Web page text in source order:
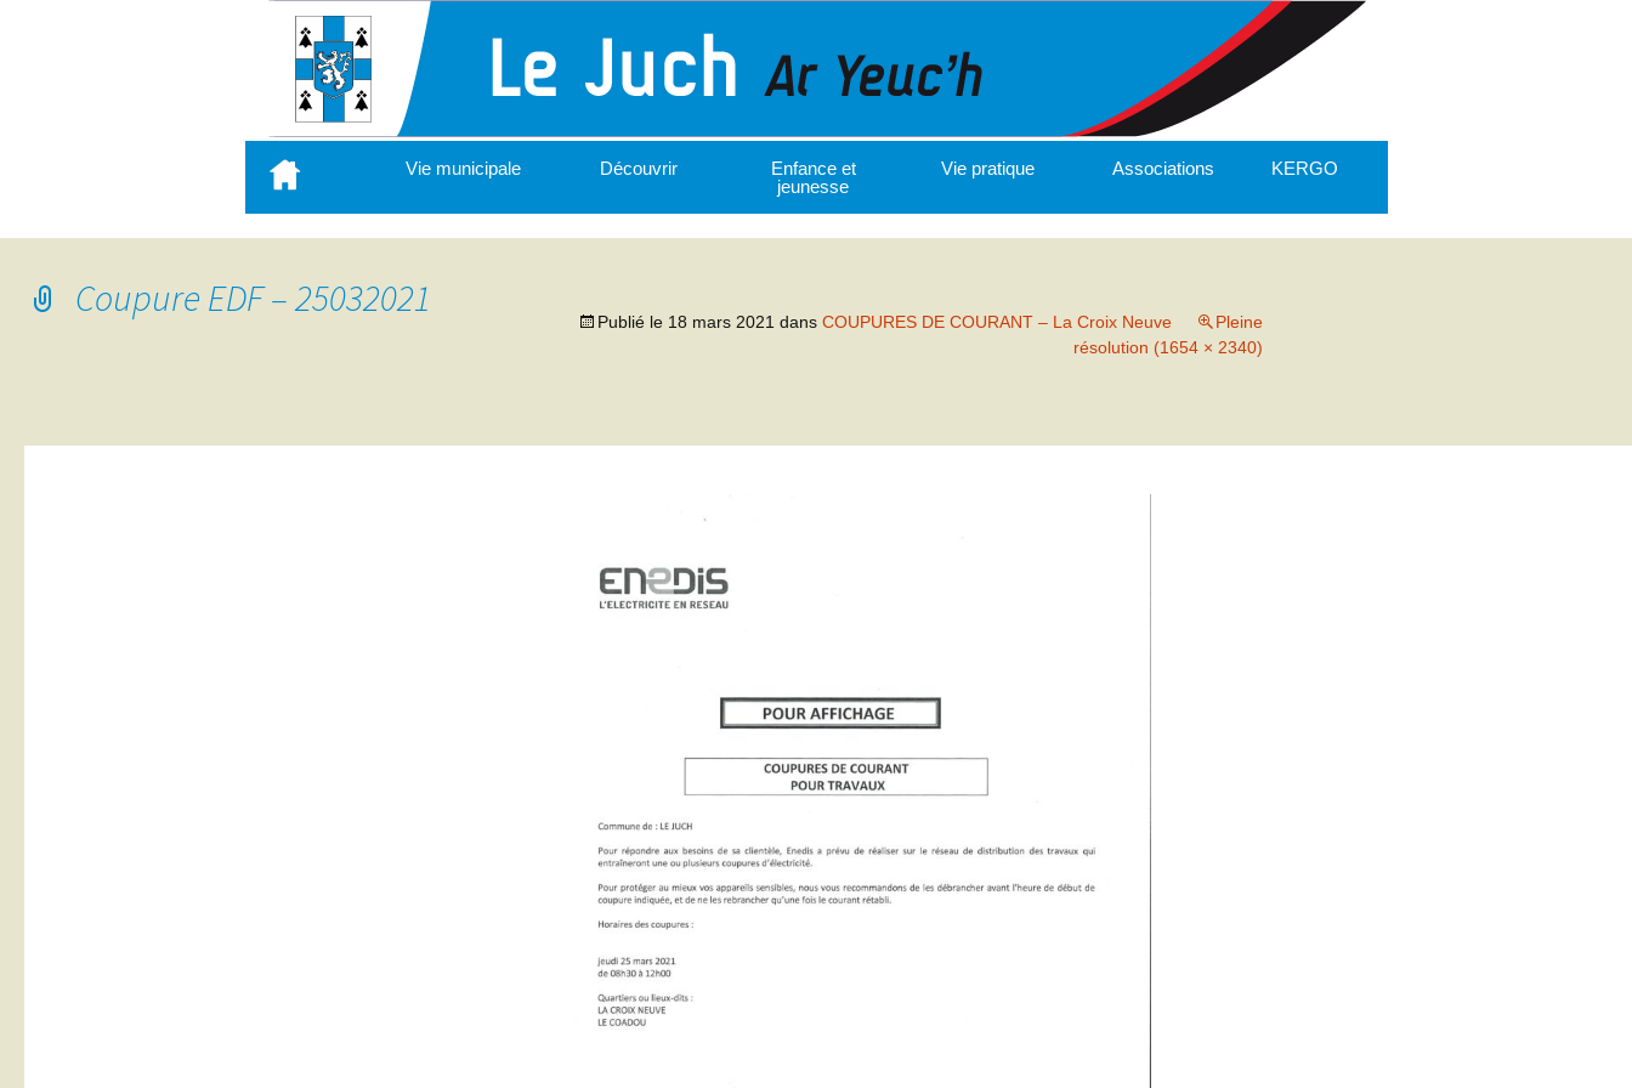
contenu
principal
Vie municipale Découvrir
Enfance et
jeunesse
Vie pratique Associations KERGO
Coupure EDF – 25032021
Publié le 18 mars 2021 dans COUPURES DE COURANT – La Croix Neuve
Pleine
résolution (1654 × 2340)